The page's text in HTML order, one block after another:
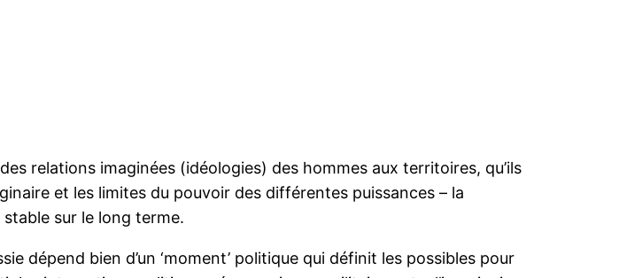
relations imaginées (idéologies) des hommes aux territoires, qu’ils
et les limites du pouvoir des différentes puissances – la
sur le long terme.
dépend bien d’un ‘moment’ politique qui définit les possibles pour